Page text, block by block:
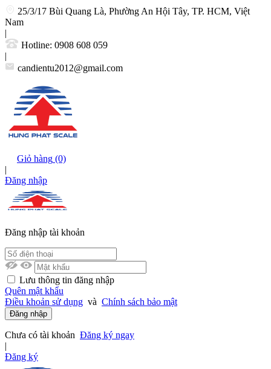
25/3/17 Bùi Quang Là, Phường An Hội Tây, TP. HCM, Việt
Nam
|
Hotline: 0908 608 059
|
candientu2012@gmail.com
Giỏ hàng (0)
|
Đăng nhập
Đăng nhập tài khoản
Lưu thông tin đăng nhập
Quên mật khẩu
Điều khoản sử dụng và Chính sách bảo mật
Đăng nhập
Chưa có tài khoản Đăng ký ngay
|
Đăng ký